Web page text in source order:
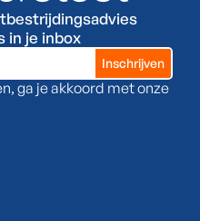
in je inbox
ga je akkoord met onze